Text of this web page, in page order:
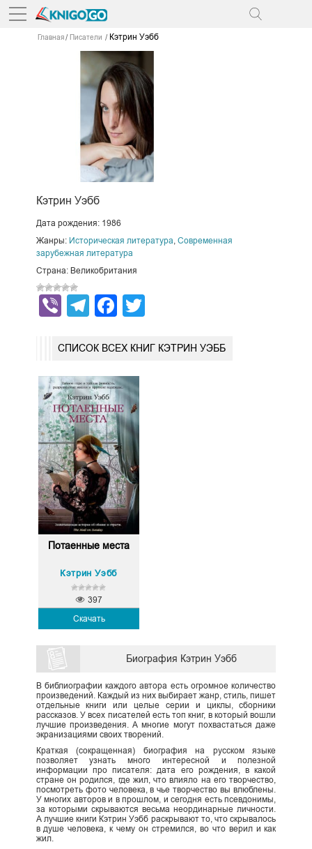
Главная Писатели Кэтрин Уэбб
Кэтрин Уэбб
Дата рождения: 1986
Жанры: Историческая литература, Современная
зарубежная литература
Страна: Великобритания
ViberTelegram
Facebook
СПИСОК ВСЕХ КНИГ КЭТРИН УЭББ
Потаенные места
Кэтрин Уэбб
Скачать
397
Биография Кэтрин Уэбб
В библиографии каждого автора есть огромное количество
произведений. Каждый из них выбирает жанр, стиль, пишет
отдельные книги или целые серии и циклы, сборники
рассказов. У всех писателей есть топ книг, в который вошли
лучшие произведения. А многие могут похвастаться даже
экранизациями своих творений.
Краткая (сокращенная) биография на русском языке
позволяет узнать много интересной и полезной
информации про писателя: дата его рождения, в какой
стране он родился, где жил, что влияло на его творчество,
посмотреть фото человека, в чье творчество вы влюблены.
У многих авторов и в прошлом, и сегодня есть псевдонимы,
за которыми скрываются весьма неординарные личности.
А лучшие книги Кэтрин Уэбб раскрывают то, что скрывалось
в душе человека, к чему он стремился, во что верил и как
жил.